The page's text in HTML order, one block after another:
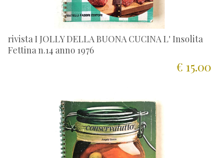
rivista I JOLLY DELLA BUONA CUCINA L' Insolita
Fettina n.14 anno 1976
€ 15.00